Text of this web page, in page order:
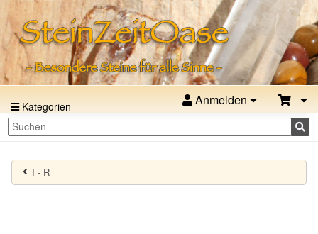
Kategorien Anmelden
I - R